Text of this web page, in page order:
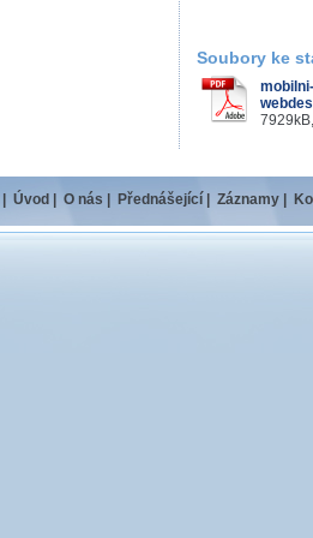
Soubory ke
Úvod O nás Přednášející Záznamy